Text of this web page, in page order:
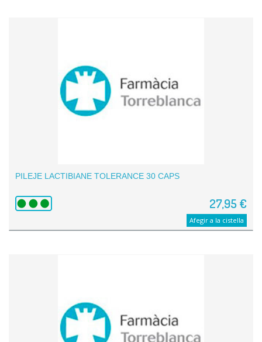
PILEJE LACTIBIANE TOLERANCE 30 CAPS
27,95 €
Afegir a la cistella